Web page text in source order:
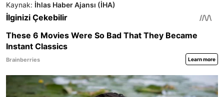
Kaynak: İhlas Haber Ajansı (İHA)